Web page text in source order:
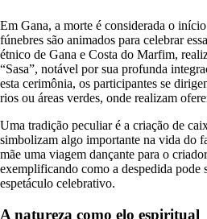
Em Gana, a morte é considerada o
fúnebres são animados para celebrar
étnico de Gana e Costa do Marfim,
“Sasa”, notável por sua profunda
esta cerimônia, os participantes se
rios ou áreas verdes, onde realizam
Uma tradição peculiar é a criação de
simbolizam algo importante na vida do
mãe uma viagem dançante para o
exemplificando como a despedida pode
espetáculo celebrativo.
A natureza como elo espiritual